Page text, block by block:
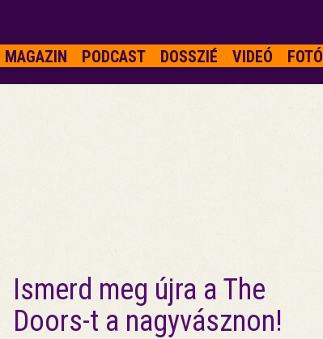
MAGAZIN PODCAST DOSSZIÉ VIDEÓ FOTÓ
Ismerd meg újra a The
Doors-t a nagyvásznon!